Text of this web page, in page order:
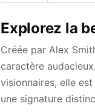
Explorez la
Créée par Alex
caractère
visionnaires, elle
une signature